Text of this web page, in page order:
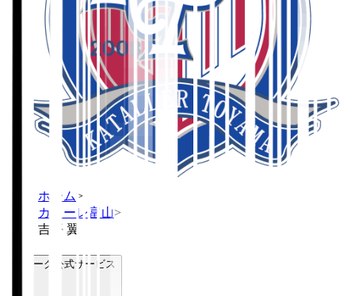
ホーム >
カターレ富山>
吉平 翼
Ｊリーグ公式サービス